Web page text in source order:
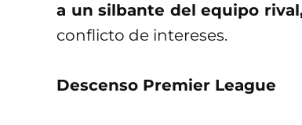
a un silbante del equipo
conflicto de intereses.
Descenso Premier League